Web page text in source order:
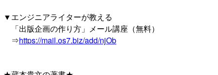
▼エンジニアライターが教える
「出版企画の作り方」メール講座（無料）
⇒https://mail.os7.biz/add/njOb